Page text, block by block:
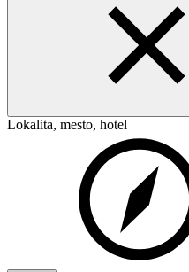
Lokalita, mesto, hotel